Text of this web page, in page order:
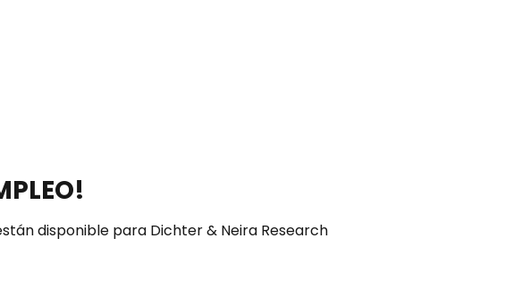
disponible para Dichter & Neira Research